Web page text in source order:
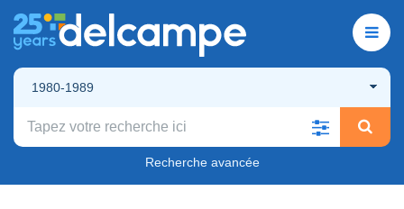
1980-1989
Recherche avancée